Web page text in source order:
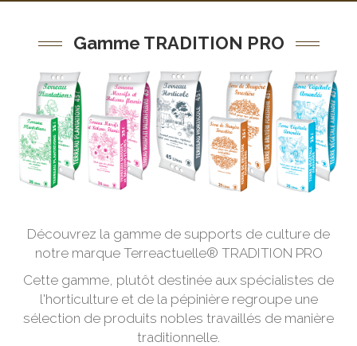
Gamme TRADITION PRO
Découvrez la gamme de supports de culture de
notre marque Terreactuelle® TRADITION PRO
Cette gamme, plutôt destinée aux spécialistes de
l'horticulture et de la pépinière regroupe une
sélection de produits nobles travaillés de manière
traditionnelle.